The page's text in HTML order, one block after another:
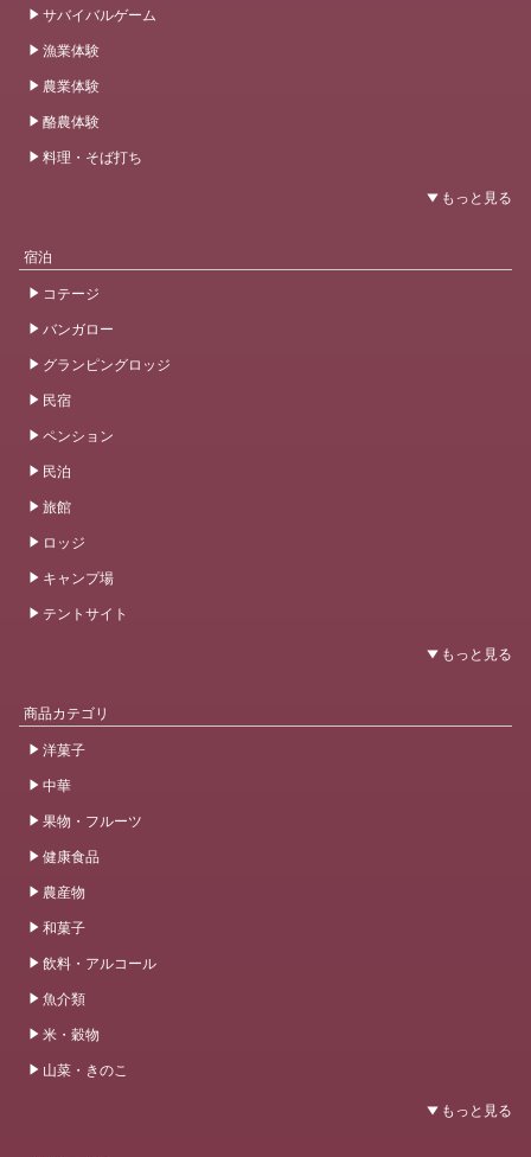
サバイバルゲーム
漁業体験
農業体験
酪農体験
料理・そば打ち
宿泊
コテージ
バンガロー
グランピングロッジ
民宿
ペンション
民泊
旅館
ロッジ
キャンプ場
テントサイト
商品カテゴリ
洋菓子
中華
果物・フルーツ
健康食品
農産物
和菓子
飲料・アルコール
魚介類
米・穀物
山菜・きのこ